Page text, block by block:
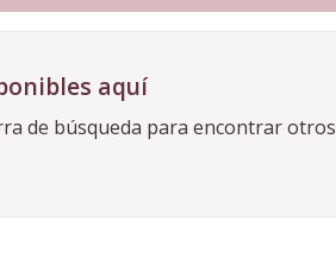
aquí
de búsqueda para encontrar otros